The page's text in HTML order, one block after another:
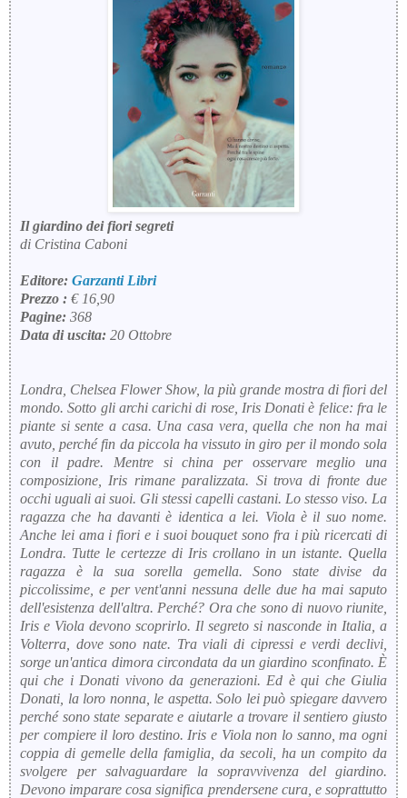
Il giardino dei fiori segreti
di Cristina Caboni
Editore: Garzanti Libri
Prezzo : € 16,90
Pagine: 368
Data di uscita: 20 Ottobre
Londra, Chelsea Flower Show, la più grande mostra di fiori del
mondo. Sotto gli archi carichi di rose, Iris Donati è felice: fra le
piante si sente a casa. Una casa vera, quella che non ha mai
avuto, perché fin da piccola ha vissuto in giro per il mondo sola
con il padre. Mentre si china per osservare meglio una
composizione, Iris rimane paralizzata. Si trova di fronte due
occhi uguali ai suoi. Gli stessi capelli castani. Lo stesso viso. La
ragazza che ha davanti è identica a lei. Viola è il suo nome.
Anche lei ama i fiori e i suoi bouquet sono fra i più ricercati di
Londra. Tutte le certezze di Iris crollano in un istante. Quella
ragazza è la sua sorella gemella. Sono state divise da
piccolissime, e per vent'anni nessuna delle due ha mai saputo
dell'esistenza dell'altra. Perché? Ora che sono di nuovo riunite,
Iris e Viola devono scoprirlo. Il segreto si nasconde in Italia, a
Volterra, dove sono nate. Tra viali di cipressi e verdi declivi,
sorge un'antica dimora circondata da un giardino sconfinato. È
qui che i Donati vivono da generazioni. Ed è qui che Giulia
Donati, la loro nonna, le aspetta. Solo lei può spiegare davvero
perché sono state separate e aiutarle a trovare il sentiero giusto
per compiere il loro destino. Iris e Viola non lo sanno, ma ogni
coppia di gemelle della famiglia, da secoli, ha un compito da
svolgere per salvaguardare la sopravvivenza del giardino.
Devono imparare cosa significa prendersene cura, e soprattutto